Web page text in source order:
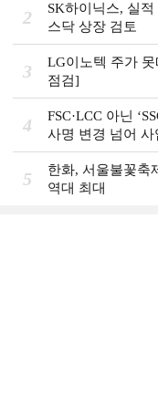
2
SK하이닉스, 실
스닥 상장 검토
3
LG이노텍 주가
점검]
4
FSC·LCC 아닌
사명 변경 넘어 사
5
한화, 서울불꽃축
역대 최대